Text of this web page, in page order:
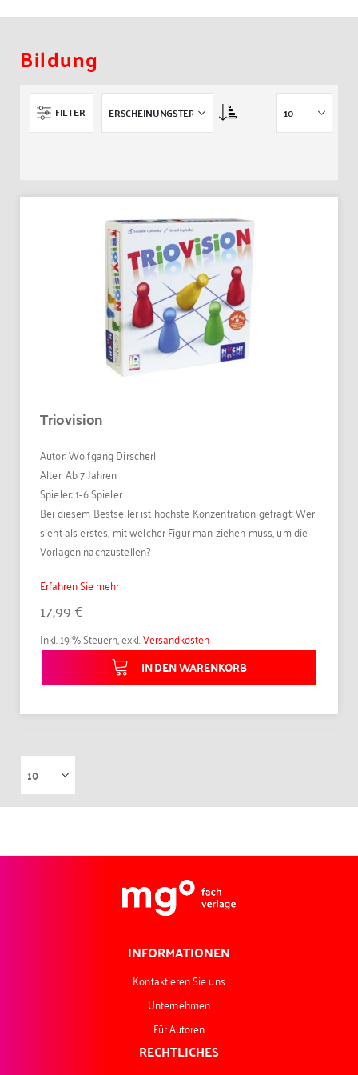
Bildung
FILTER Asc
Triovision
Autor: Wolfgang Dirscherl
Alter: Ab 7 Jahren
Spieler: 1-6 Spieler
Bei diesem Bestseller ist höchste Konzentration gefragt: Wer
sieht als erstes, mit welcher Figur man ziehen muss, um die
Vorlagen nachzustellen?
Erfahren Sie mehr
17,99 €
Inkl. 19 % Steuern,exkl.Versandkosten
IN DEN WARENKORB
INFORMATIONEN
Kontaktieren Sie uns
Unternehmen
Für Autoren
RECHTLICHES